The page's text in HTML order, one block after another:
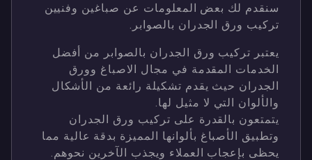
سنقدم لك بعض المعلومات عن صباغين وفنيين
تركيب ورق الجدران بالصوابر.
يعتبر تركيب ورق الجدران بالصوابر من أفضل
الخدمات المقدمة في مجال الاصباغ وورق
الجدران حيث يقدم تشكيلة رائعة من الأشكال
والألوان التي لا مثيل لها.
يتمتعون بالقدرة على تركيب ورق الجدران
وتطبيق الأصباغ بألوانها المميزة بدقة عالية مما
يحظى بإعجاب العملاء ويجذب الآخرين نحوهم.